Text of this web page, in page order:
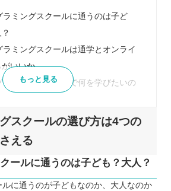
ラミングスクールに通うのは子ど
ラミングスクールは通学とオンライ
がいいか
ラミングスクールで何を学びたいの
ン回数、時間は自分にあっているか
けプログラミングスクール3選
アイエス（
ール （https://www.winschool.jp/）
ン教室アビバ
もっと見る
スクールの選び方は4つの
える
ールに通うのは子ども？大人？
に通うのが子どもなのか、大人なのか